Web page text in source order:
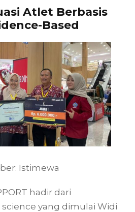
Atlet Berbasis
Based
Istimewa
hadir dari
yang dimulai Widi